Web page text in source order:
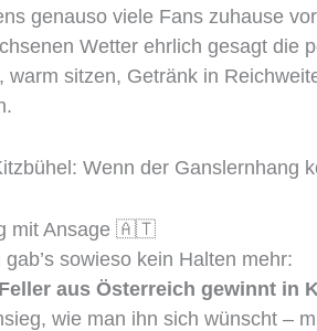
genauso viele Fans zuhause
Wetter ehrlich gesagt die
warm sitzen, Getränk in
Wenn der Ganslernhang
mit Ansage 🇦🇹
gab’s sowieso kein Halten mehr:
aus Österreich gewinnt in
wie man ihn sich wünscht –